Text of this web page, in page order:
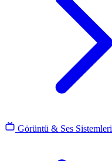
Görüntü & Ses Sistemleri